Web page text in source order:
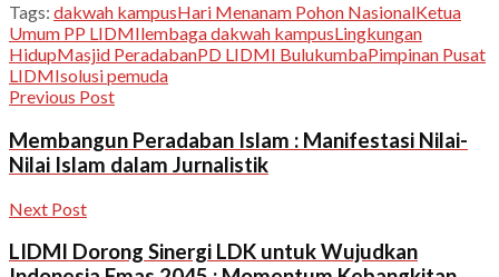
Tags: dakwah kampusHari Menanam Pohon NasionalKetua
Umum PP LIDMIlembaga dakwah kampusLingkungan
HidupMasjid PeradabanPD LIDMI BulukumbaPimpinan Pusat
LIDMIsolusi pemuda
Previous Post
Membangun Peradaban Islam : Manifestasi Nilai-
Nilai Islam dalam Jurnalistik
Next Post
LIDMI Dorong Sinergi LDK untuk Wujudkan